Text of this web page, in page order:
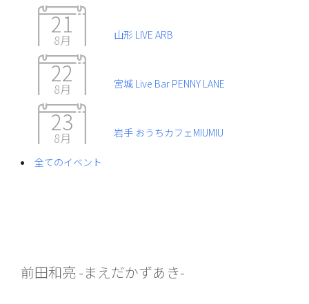
21
8月 山形 LIVE ARB
22
8月 宮城 Live Bar PENNY LANE
23
8月 岩手 おうちカフェMIUMIU
全てのイベント
前田和亮 -まえだかずあき-